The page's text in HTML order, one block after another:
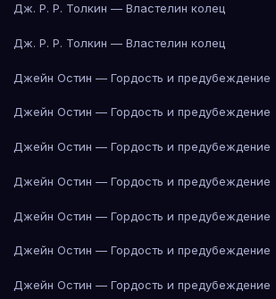
Дж. Р. Р. Толкин — Властелин колец
Дж. Р. Р. Толкин — Властелин колец
Джейн Остин — Гордость и предубеждение
Джейн Остин — Гордость и предубеждение
Джейн Остин — Гордость и предубеждение
Джейн Остин — Гордость и предубеждение
Джейн Остин — Гордость и предубеждение
Джейн Остин — Гордость и предубеждение
Джейн Остин — Гордость и предубеждение